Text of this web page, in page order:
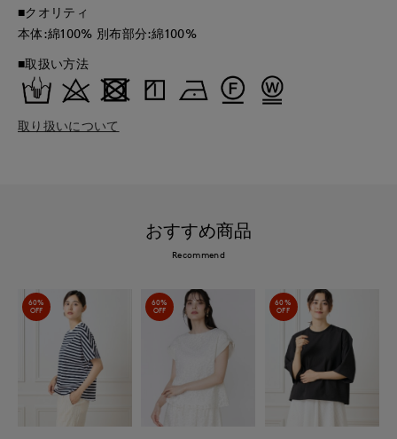
■クオリティ
本体:綿100% 別布部分:綿100%
■取扱い方法
取り扱いについて
おすすめ商品
Recommend
60%
OFF
60%
OFF
60%
OFF